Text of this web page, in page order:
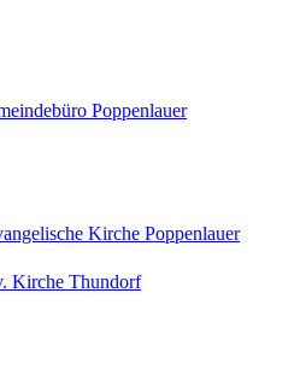
Poppenlauer
Kirche Poppenlauer
Kirche Thundorf